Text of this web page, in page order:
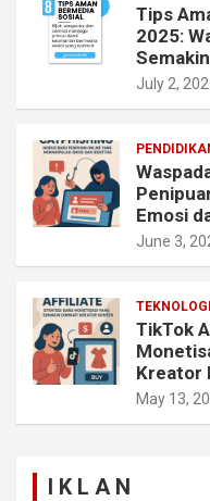
Tips
2025:
July 2,
Emosi
June 3,
TEKNOLOGI
TikTok
Kreator
May 13,
I K L A N